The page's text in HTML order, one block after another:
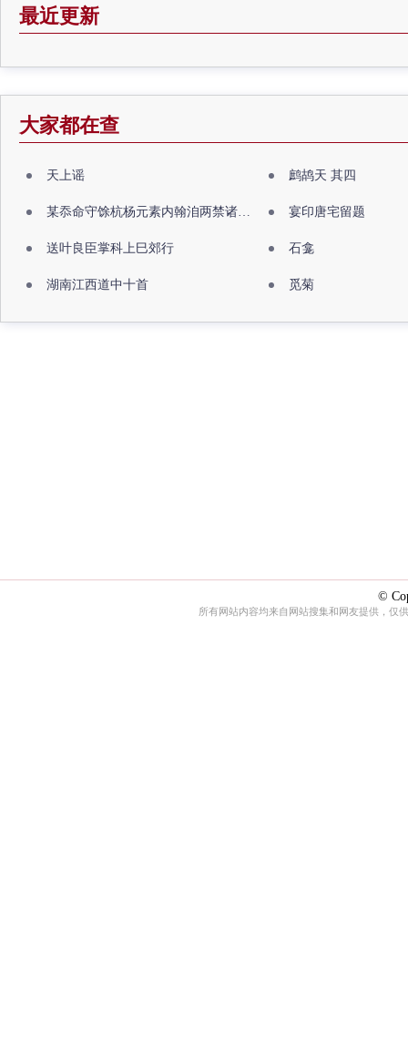
最近更新
大家都在查
天上谣 鹧鸪天 其四
某忝命守馀杭杨元素内翰洎两禁诸公出祖佛寺 宴印唐宅留题
送叶良臣掌科上巳郊行 石龛
湖南江西道中十首 觅菊
©
所有网站内容均来自网站搜集和网友提供，仅